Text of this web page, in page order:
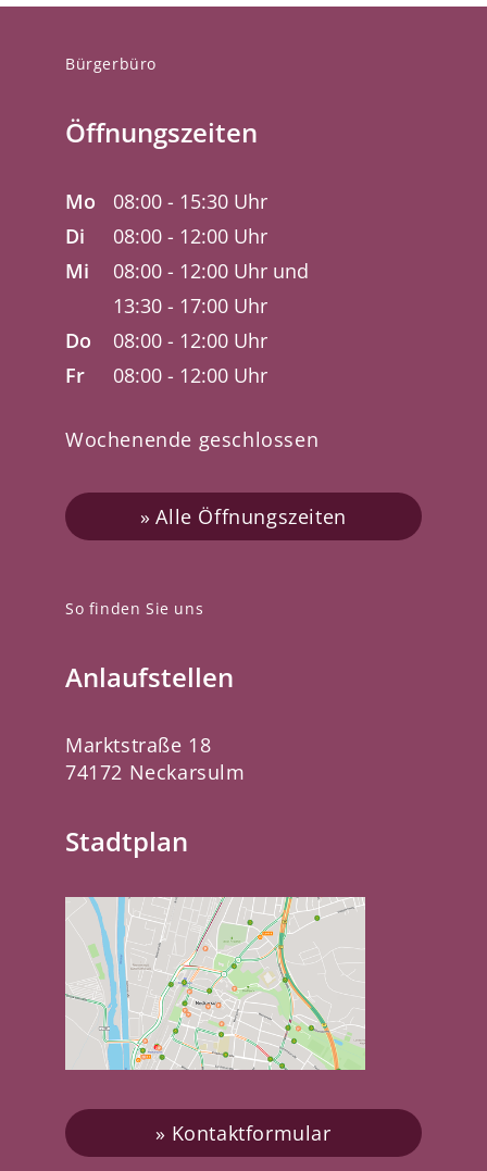
So finden Sie uns
Anlaufstellen
Marktstraße 18
74172 Neckarsulm
Stadtplan
Kontaktformular
Bürgerbüro
Öffnungszeiten
Mo
08:00 - 15:30 Uhr
Di
08:00 - 12:00 Uhr
Mi
08:00 - 12:00 Uhr und
13:30 - 17:00 Uhr
Do
08:00 - 12:00 Uhr
Fr
08:00 - 12:00 Uhr
Wochenende geschlossen
Alle Öffnungszeiten